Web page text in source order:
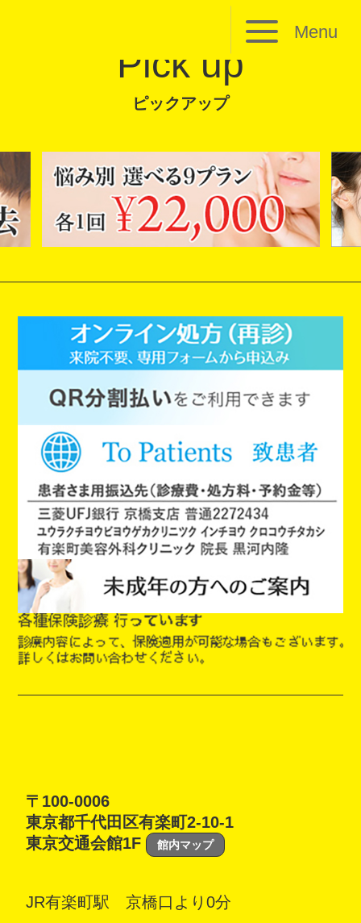
Menu
Pick up
ピックアップ
〒100-0006
東京都千代田区有楽町2-10-1
東京交通会館1F
館内マップ
JR有楽町駅 京橋口より0分